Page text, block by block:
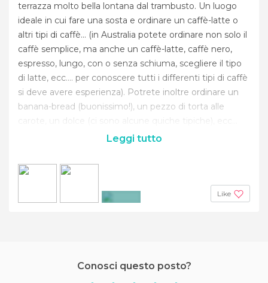
terrazza molto bella lontana dal trambusto. Un luogo
ideale in cui fare una sosta e ordinare un caffè-latte o
altri tipi di caffè... (in Australia potete ordinare non solo il
caffè semplice, ma anche un caffè-latte, caffè nero,
espresso, lungo, con o senza schiuma, scegliere il tipo
di latte, ecc.... per conoscere tutti i differenti tipi di caffè
si deve avere esperienza). Potrete inoltre ordinare un
banana-bread (buonissimo!), un pezzo di torta alle
carote, un dolce (ci sono alcune quiche tipiche), ecc...
Leggi tutto
Like
Conosci questo posto?